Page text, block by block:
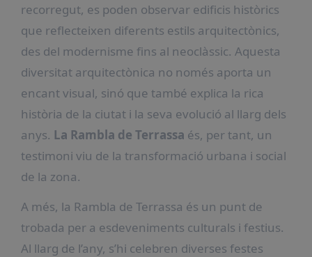
recorregut, es poden observar edificis històrics
que reflecteixen diferents estils arquitectònics,
des del modernisme fins al neoclàssic. Aquesta
diversitat arquitectònica no només aporta un
encant visual, sinó que també explica la rica
història de la ciutat i la seva evolució al llarg dels
anys. La Rambla de Terrassa és, per tant, un
testimoni viu de la transformació urbana i social
de la zona.
A més, la Rambla de Terrassa és un punt de
trobada per a esdeveniments culturals i festius.
Al llarg de l’any, s’hi celebren diverses festes